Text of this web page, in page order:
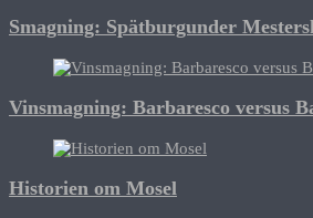
Smagning: Spätburgunder
Vinsmagning: Barbaresco versus
Historien om Mosel